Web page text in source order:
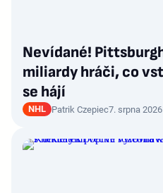
Nevídané!
miliardy hráči, co
se hájí
NHL Patrik Czepiec7. srpna 2026